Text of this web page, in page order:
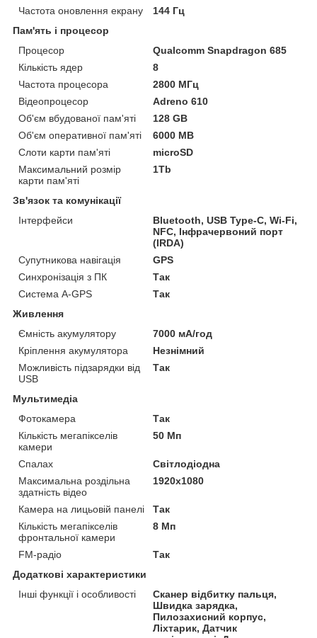
Частота оновлення екрану
144 Гц
Пам'ять і процесор
Процесор
Qualcomm Snapdragon 685
Кількість ядер
8
Частота процесора
2800 МГц
Відеопроцесор
Adreno 610
Об'єм вбудованої пам'яті
128 GB
Об'єм оперативної пам'яті
6000 MB
Слоти карти пам'яті
microSD
Максимальний розмір
карти пам'яті
1Tb
Зв'язок та комунікації
Інтерфейси
Bluetooth, USB Type-C, Wi-Fi,
NFC, Інфрачервоний порт
(IRDA)
Супутникова навігація
GPS
Синхронізація з ПК
Так
Система A-GPS
Так
Живлення
Ємність акумулятору
7000 мА/год
Кріплення акумулятора
Незнімний
Можливість підзарядки від
USB
Так
Мультимедіа
Фотокамера
Так
Кількість мегапікселів
камери
50 Мп
Спалах
Світлодіодна
Максимальна роздільна
здатність відео
1920x1080
Камера на лицьовій панелі
Так
Кількість мегапікселів
фронтальної камери
8 Мп
FM-радіо
Так
Додаткові характеристики
Інші функції і особливості
Сканер відбитку пальця,
Швидка зарядка,
Пилозахисний корпус,
Ліхтарик, Датчик